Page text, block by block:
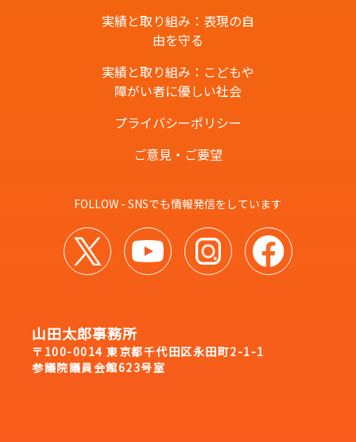
実績と取り組み：表現の自
由を守る
実績と取り組み：こどもや
障がい者に優しい社会
プライバシーポリシー
ご意見・ご要望
FOLLOW - SNSでも情報発信をしています
山田太郎事務所
〒100-0014 東京都千代田区永田町2-1-1
参議院議員会館623号室